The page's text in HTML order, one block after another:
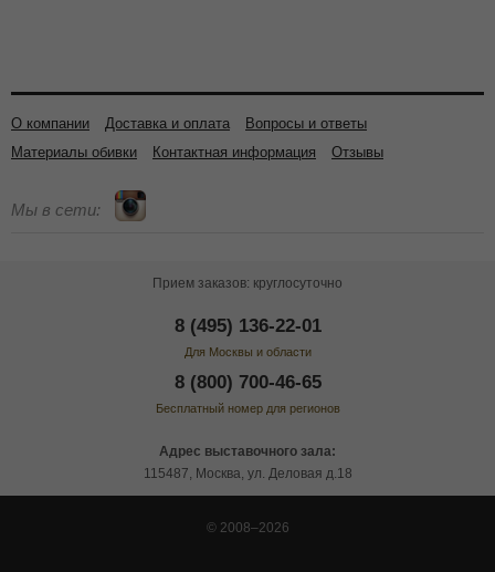
О компании Доставка и оплата
Вопросы и ответы
Материалы обивки
Контактная информация Отзывы
Мы в сети:
Прием заказов: круглосуточно
8 (495) 136-22-01
Для Москвы и области
8 (800) 700-46-65
Бесплатный номер для регионов
Адрес выставочного зала:
115487, Москва, ул. Деловая д.18
© 2008–2026